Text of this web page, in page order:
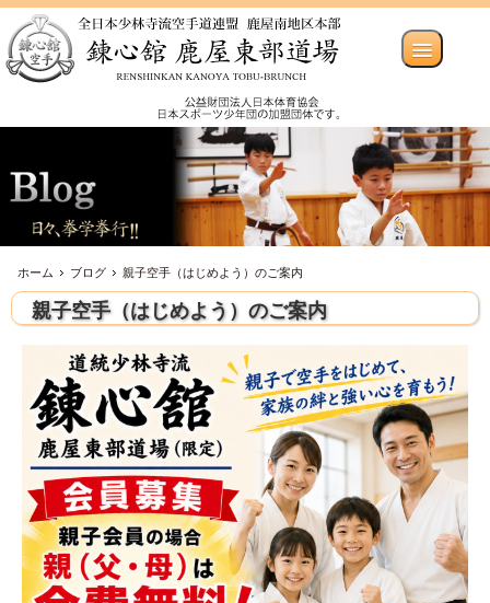
ホーム ブログ 親子空手（はじめよう）のご案内
親子空手（はじめよう）のご案内